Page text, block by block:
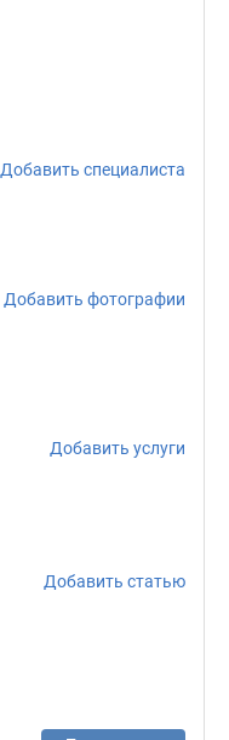
Добавить специалиста
Добавить фотографии
Добавить услуги
Добавить статью